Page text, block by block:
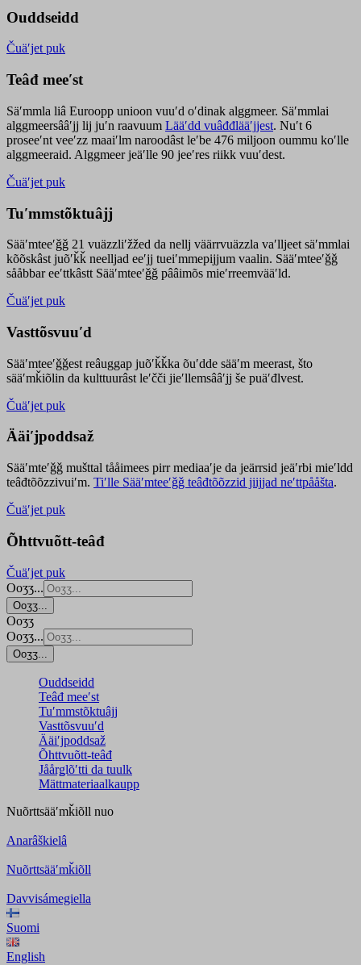
Ouddseidd
Čuäʹjet puk
Teâđ meeʹst
Säʹmmla liâ Euroopp unioon vuuʹd oʹdinak alggmeer. Säʹmmlai
alggmeersââʹjj lij juʹn raavuum Lääʹdd vuâđđlääʹjjest. Nuʹt 6
proseeʹnt veeʹzz maaiʹlm naroodâst leʹbe 476 miljoon oummu koʹlle
alggmeeraid. Alggmeer jeäʹlle 90 jeeʹres riikk vuuʹdest.
Čuäʹjet puk
Tuʹmmstõktuâjj
Sääʹmteeʹǧǧ 21 vuäzzliʹžžed da nellj väärrvuäzzla vaʹlljeet säʹmmlai
kõõskâst juõʹǩǩ neelljad eeʹjj tueiʹmmepijjum vaalin. Sääʹmteeʹǧǧ
sååbbar eeʹttkâstt Sääʹmteeʹǧǧ pââimõs mieʹrreemvääʹld.
Čuäʹjet puk
Vasttõsvuuʹd
Sääʹmteeʹǧǧest reâuggap juõʹǩǩka õuʹdde sääʹm meerast, što
sääʹmǩiõlin da kulttuurâst leʹčči jieʹllemsââʹjj še puäʹđlvest.
Čuäʹjet puk
Ääiʹjpoddsaž
Sääʹmteʹǧǧ mušttal tååimees pirr mediaaʹje da jeärrsid jeäʹrbi mieʹldd
teâđtõõzzivuiʹm. Tiʹlle Sääʹmteeʹǧǧ teâđtõõzzid jiijjad neʹttpååšta.
Čuäʹjet puk
Õhttvuõtt-teâđ
Čuäʹjet puk
Ooʒʒ...
Ooʒʒ...
Ooʒʒ
Ooʒʒ...
Ooʒʒ...
Ouddseidd
Teâđ meeʹst
Tuʹmmstõktuâjj
Vasttõsvuuʹd
Ääiʹjpoddsaž
Õhttvuõtt-teâđ
Jåårǥlõʹtti da tuulk
Mättmateriaalkaupp
Nuõrttsääʹmǩiõll nuo
Anarâškielâ
Nuõrttsääʹmǩiõll
Davvisámegiella
Suomi
English